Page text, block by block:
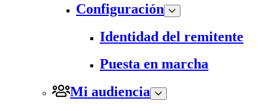
Configuración
Identidad del remitente
Puesta en marcha
Mi audiencia